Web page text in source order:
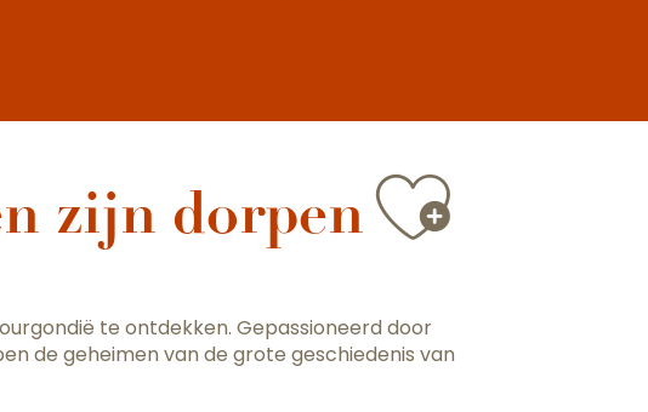
zijn dorpen
te ontdekken. Gepassioneerd door
de geheimen van de grote geschiedenis van